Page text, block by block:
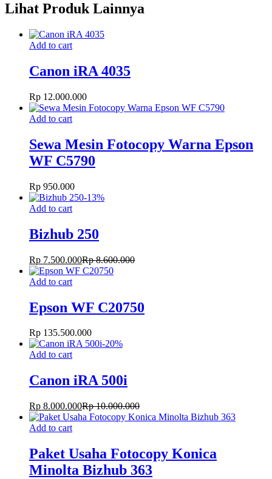
Lihat Produk Lainnya
Add to cart
Canon iRA 4035
Rp 12.000.000
Add to cart
Sewa Mesin Fotocopy Warna Epson
WF C5790
Rp 950.000
-13%
Add to cart
Bizhub 250
Rp 7.500.000Rp8.600.000
Add to cart
Epson WF C20750
Rp 135.500.000
-20%
Add to cart
Canon iRA 500i
Rp 8.000.000Rp10.000.000
Add to cart
Paket Usaha Fotocopy Konica
Minolta Bizhub 363